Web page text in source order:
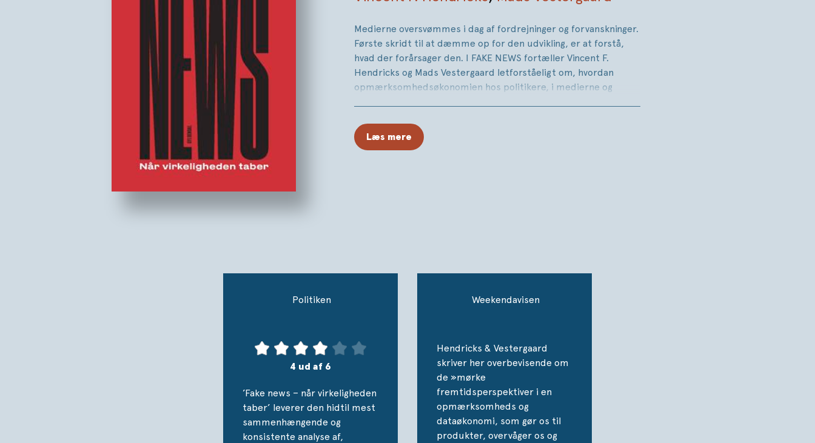
Medierne oversvømmes i dag af fordrejninger og forvanskninger.
Første skridt til at dæmme op for den udvikling, er at forstå,
hvad der forårsager den. I FAKE NEWS fortæller Vincent F.
Hendricks og Mads Vestergaard letforståeligt om, hvordan
opmærksomhedsøkonomien hos politikere, i medierne og
politisk debat og lovgivning.
Læs mere
Politiken
4 ud af 6
’Fake news – når virkeligheden
taber’ leverer den hidtil mest
sammenhængende og
konsistente analyse af,
Weekendavisen
Hendricks & Vestergaard
skriver her overbevisende om
de »mørke
fremtidsperspektiver i en
opmærksomheds og
dataøkonomi, som gør os til
produkter, overvåger os og